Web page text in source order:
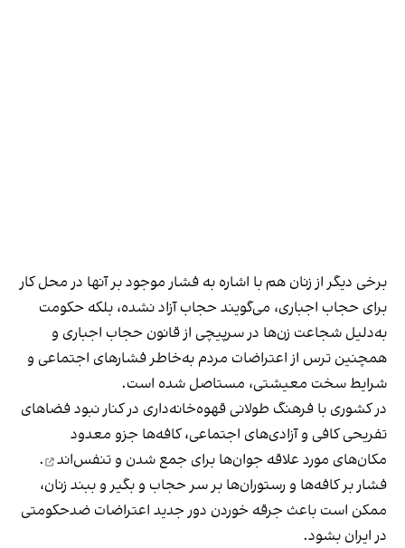
برخی دیگر از زنان هم با اشاره به فشار موجود بر آنها در محل کار
برای حجاب اجباری، می‌گویند حجاب آزاد نشده، بلکه حکومت
به‌دلیل شجاعت زن‌ها در سرپیچی از قانون حجاب اجباری و
همچنین ترس از اعتراضات مردم به‌خاطر فشارهای اجتماعی و
شرایط سخت معیشتی، مستاصل شده است.
در کشوری با فرهنگ طولانی قهوه‌‌خانه‌داری در کنار نبود فضاهای
تفریحی کافی و آزادی‌های اجتماعی، کافه‌ها جزو معدود
مکان‌های مورد علاقه جوان‌ها برای جمع شدن و تنفس‌اند
.
فشار بر کافه‌ها و رستوران‌ها بر سر حجاب و بگیر و ببند زنان،
ممکن است باعث جرقه خوردن دور جدید اعتراضات ضدحکومتی
در ایران بشود.